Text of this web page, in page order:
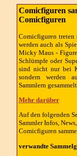
Comicfiguren
Comicfiguren
Comicfiguren treten
werden auch als
Micky Maus -
Schlümpfe oder
sind nicht nur bei
sondern werden
Sammlern gesammelt.
Mehr darüber
Auf den folgenden
Sammler Infos,
Comicfiguren
verwandte